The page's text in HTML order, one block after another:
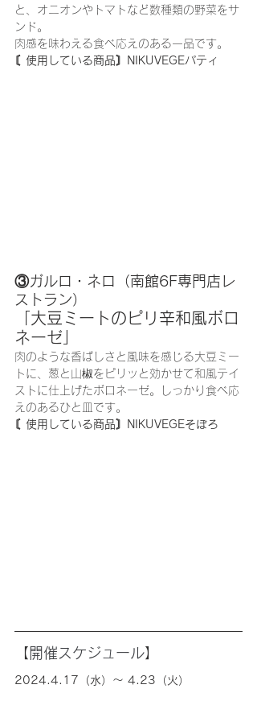
と、オニオンやトマトなど数種類の野菜をサ
ンド。
肉感を味わえる食べ応えのある一品です。
〘使用している商品〙NIKUVEGEパティ
③ガルロ・ネロ（南館6F専門店レ
ストラン）
「大豆ミートのピリ辛和風ボロ
ネーゼ」
肉のような香ばしさと風味を感じる大豆ミー
トに、葱と山椒をピリッと効かせて和風テイ
ストに仕上げたボロネーゼ。しっかり食べ応
えのあるひと皿です。
〘使用している商品〙NIKUVEGEそぼろ
【 開催スケジュール】
2024.4.17（水）〜 4.23（火）